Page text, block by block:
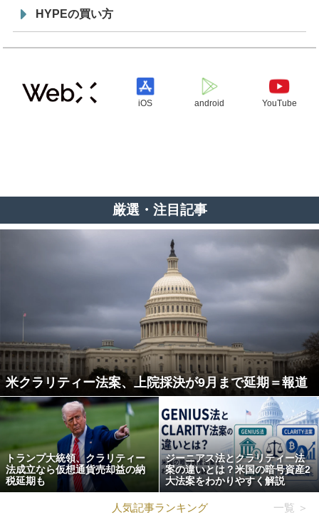
HYPEの買い方
iOS android YouTube
厳選・注目記事
米クラリティー法案、上院採決が9月まで延期＝報道
トランプ大統領、クラリティー
法成立なら仮想通貨売却益の納
税延期も
ジーニアス法とクラリティー法
案の違いとは？米国の暗号資産2
大法案をわかりやすく解説
人気記事ランキング 一覧 ＞